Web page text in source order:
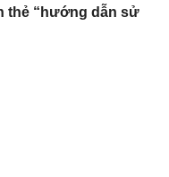
thẻ “hướng dẫn sử